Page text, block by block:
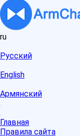
ru
Русский
English
Армянский
Главная
Правила сайта